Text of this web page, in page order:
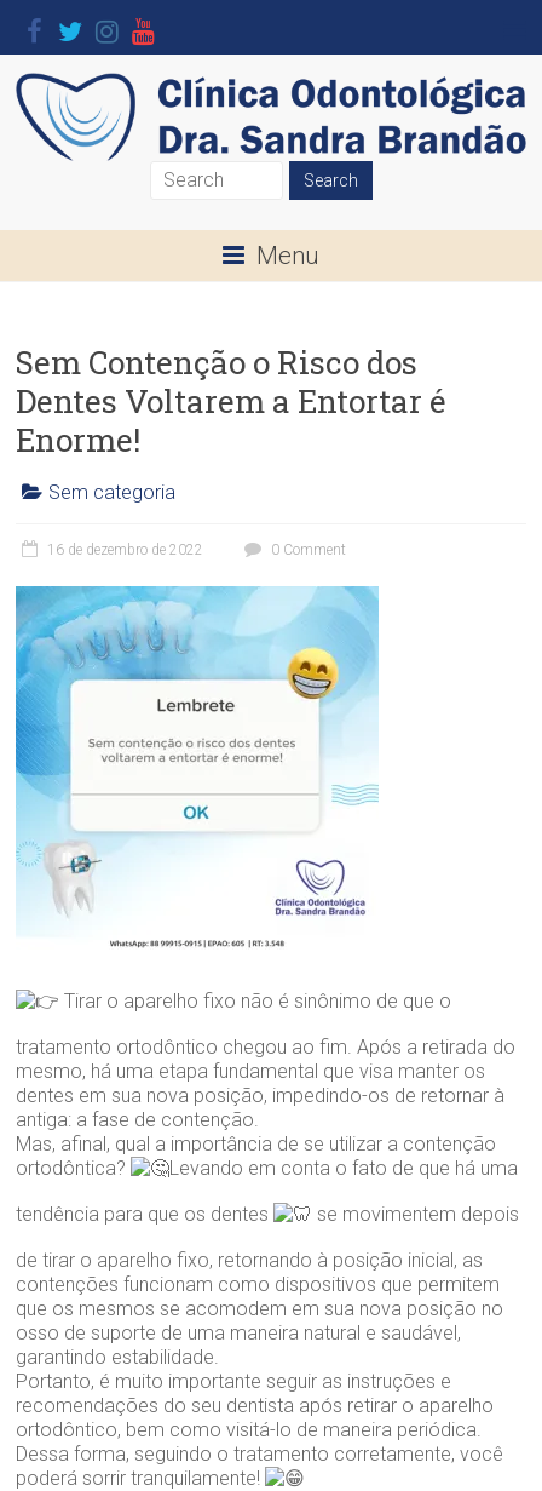
Skip
content
Odontológica
Dra.
Brandão
O
seu
é
nossa
maior
Paixão!
Menu
Sem Contenção o Risco dos
Dentes Voltarem a Entortar é
Enorme!
n
i
c
O
d
o
n
t
ó
r
.
S
a
n
d
r
B
a
n
d
ã
o
Sem categoria
16 de dezembro de 2022 0 Comment
Tirar o aparelho fixo não é sinônimo de que o
tratamento ortodôntico chegou ao fim. Após a retirada do
mesmo, há uma etapa fundamental que visa manter os
dentes em sua nova posição, impedindo-os de retornar à
antiga: a fase de contenção.
Mas, afinal, qual a importância de se utilizar a contenção
ortodôntica?
Levando em conta o fato de que há uma
tendência para que os dentes
se movimentem depois
de tirar o aparelho fixo, retornando à posição inicial, as
contenções funcionam como dispositivos que permitem
que os mesmos se acomodem em sua nova posição no
osso de suporte de uma maneira natural e saudável,
garantindo estabilidade.
Portanto, é muito importante seguir as instruções e
recomendações do seu dentista após retirar o aparelho
ortodôntico, bem como visitá-lo de maneira periódica.
Dessa forma, seguindo o tratamento corretamente, você
poderá sorrir tranquilamente!